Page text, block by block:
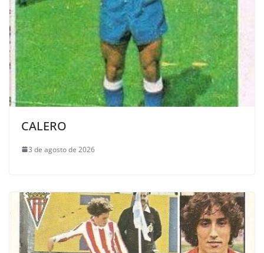
CALERO
3 de agosto de 2026